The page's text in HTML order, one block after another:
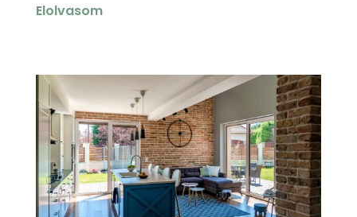
Elolvasom